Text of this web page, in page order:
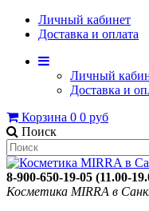
Личный кабинет
Доставка и оплата
Личный
Доставка и
Корзина 0 0 руб
Поиск
8-900-650-19-05 (11.00-
Косметика MIRRA в